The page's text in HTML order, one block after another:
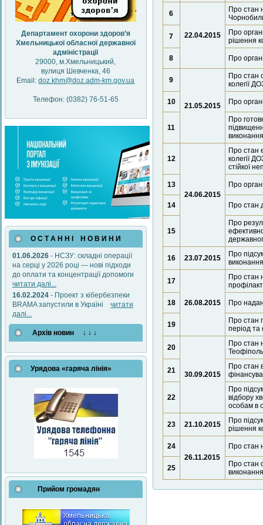
Департамент охорони здоров’я
Хмельницької обласної державної
адміністрації
29000, м.Хмельницький,
вулиця Шевченка, 46
Email:doz.khm@doz.adm-km.gov.ua
Телефон: (0382) 76-51-65
О С Т А Н Н І Н О В И Н И
01.06.2026 - НСЗУ: складні операції
на серці у 2026 році — нові підходи
до оплати та концентрації допомоги
читати далі...
16.02.2024 - Проект з кібербезпеки
BRAMA запустили в Україні читати
далі...
Архів новин ↓ ↓ ↓
Урядова «гаряча лінія»
Прийом громадян
6
22.04.2015
Про стан
7
Про
рішення
8 Про
9
21.05.2015
Про стан
колегії
10 Про
11
Про
12
24.06.2015
Про стан
колегії
стійкої
13 Про
14 Про стан
15
Про
16 23.07.2015
Про
17
26.08.2015
Про стан
18 Про
19
Про стан
період та
20
30.09.2015
Про стан
21
Про стан
22
Про
відбору
особам в
23 21.10.2015
Про
рішення
24
26.11.2015
Про стан
25
Про стан